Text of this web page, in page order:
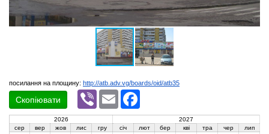
посилання на площину: http://atb.adv.vg/boards/oid/atb35
Скопіювати
Viber Email
2026
2027
сер
вер жов лис гру січ лют бер кві тра чер лип